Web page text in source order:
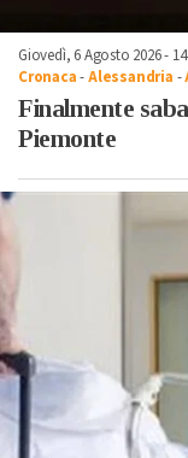
Giovedì, 6 Agosto 2026 -
Cronaca-Alessandria -
Finalmente
Piemonte